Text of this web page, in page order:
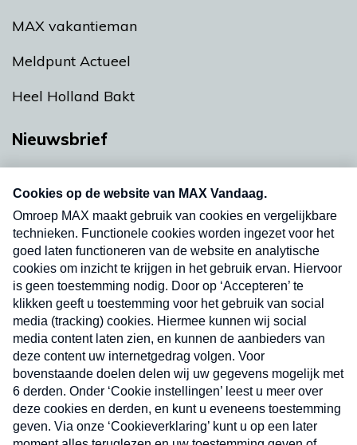
MAX vakantieman
Meldpunt Actueel
Heel Holland Bakt
Nieuwsbrief
Neem hier een gratis abonnement op onze
nieuwsbrief. Elke vrijdag- en dinsdagochtend in
uw mailbox.
Verzend
Nieuwsbrief
Neem hier een gratis abonnement op onze